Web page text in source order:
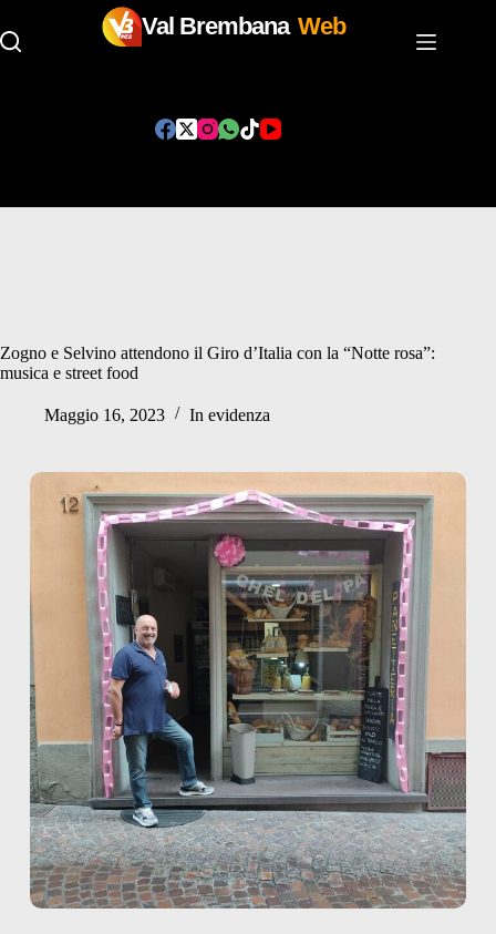
Val Brembana Web
Zogno e Selvino attendono il Giro d’Italia con la “Notte rosa”:
musica e street food
Maggio 16, 2023 In evidenza